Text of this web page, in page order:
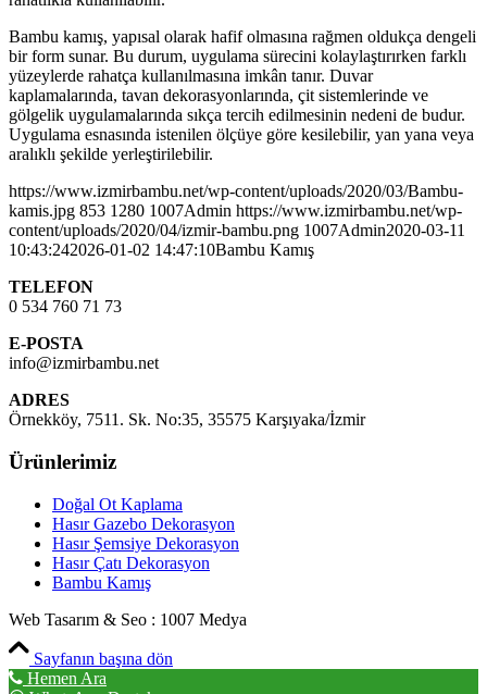
Bambu kamış, yapısal olarak hafif olmasına rağmen oldukça dengeli
bir form sunar. Bu durum, uygulama sürecini kolaylaştırırken farklı
yüzeylerde rahatça kullanılmasına imkân tanır. Duvar
kaplamalarında, tavan dekorasyonlarında, çit sistemlerinde ve
gölgelik uygulamalarında sıkça tercih edilmesinin nedeni de budur.
Uygulama esnasında istenilen ölçüye göre kesilebilir, yan yana veya
aralıklı şekilde yerleştirilebilir.
https://www.izmirbambu.net/wp-content/uploads/2020/03/Bambu-
kamis.jpg 853 1280 1007Admin https://www.izmirbambu.net/wp-
content/uploads/2020/04/izmir-bambu.png 1007Admin2020-03-11
10:43:242026-01-02 14:47:10Bambu Kamış
TELEFON
0 534 760 71 73
E-POSTA
info@izmirbambu.net
ADRES
Örnekköy, 7511. Sk. No:35, 35575 Karşıyaka/İzmir
Ürünlerimiz
Doğal Ot Kaplama
Hasır Gazebo Dekorasyon
Hasır Şemsiye Dekorasyon
Hasır Çatı Dekorasyon
Bambu Kamış
Web Tasarım & Seo : 1007 Medya
Sayfanın başına dön
Hemen Ara